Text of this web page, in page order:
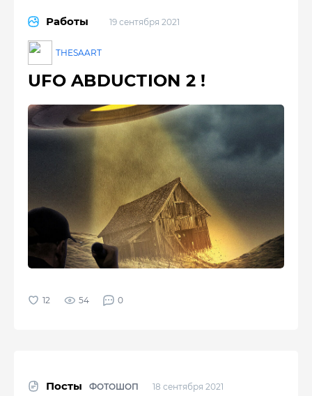
Работы 19 сентября 2021
THESAART
UFO ABDUCTION 2 !
54 0
Посты ФОТОШОП 18 сентября 2021